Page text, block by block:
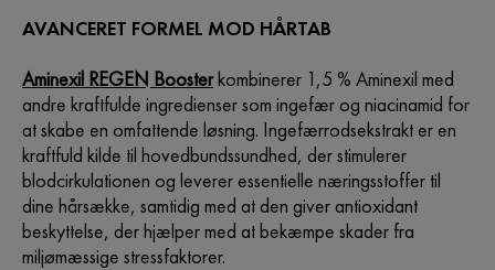
AVANCERET FORMEL MOD HÅRTAB
Aminexil REGEN Boosterkombinerer 1,5 % Aminexil med
andre kraftfulde ingredienser som ingefær og niacinamid for
at skabe en omfattende løsning. Ingefærrodsekstrakt er en
kraftfuld kilde til hovedbundssundhed, der stimulerer
blodcirkulationen og leverer essentielle næringsstoffer til
dine hårsække, samtidig med at den giver antioxidant
beskyttelse, der hjælper med at bekæmpe skader fra
miljømæssige stressfaktorer.